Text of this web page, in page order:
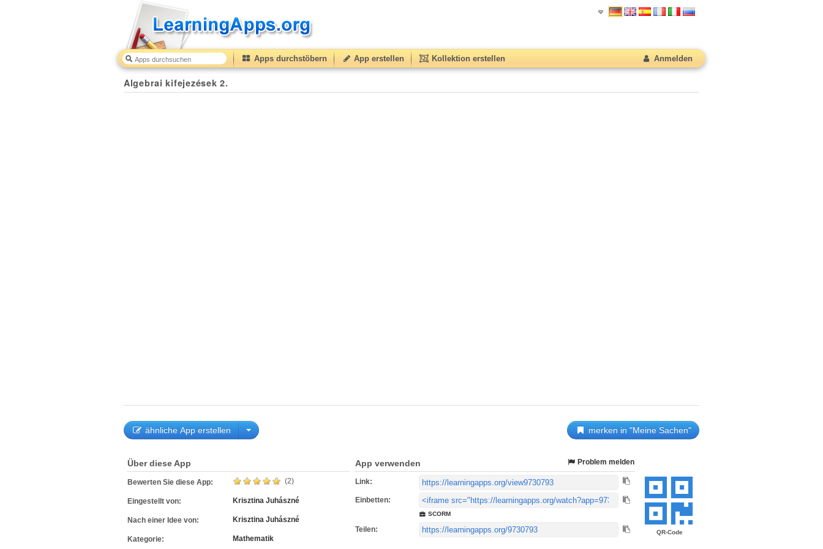
Apps durchstöbern App erstellen Kollektion erstellen Anmelden
Algebrai kifejezések 2.
ähnliche App erstellen merken in "Meine Sachen"
50(from 50 ) based on2ratings.
QR-Code
Über diese App
Bewerten Sie diese App: (2)
Eingestellt von: Krisztina Juhászné
Nach einer Idee von: Krisztina Juhászné
Kategorie: Mathematik
App verwenden Problem melden
Link:
Einbetten:
SCORM
Teilen: